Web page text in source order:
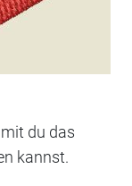
du das
kannst.